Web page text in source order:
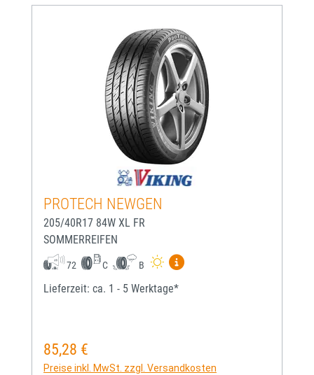
PROTECH NEWGEN
205/40R17 84W XL FR
SOMMERREIFEN
72 C B
Mehr Informationen zum
Lieferzeit: ca. 1 - 5 Werktage*
Regulärer Preis:
85,28 €
Preise inkl. MwSt. zzgl. Versandkosten